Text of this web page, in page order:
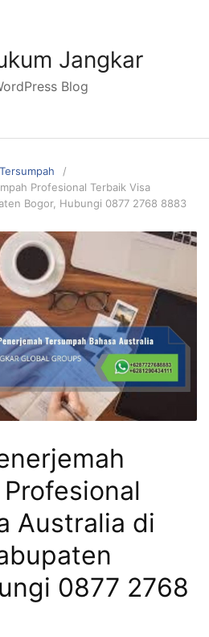
Jangkar
Blog
Profesional Terbaik Visa
Bogor, Hubungi 0877 2768 8883
Australia di
0877 2768